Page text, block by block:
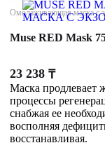
Омолаживающая маска с
Muse RED Mask
23 238 ₸
Маска продлевает
процессы
снабжая ее
восполняя
восстанавливая.